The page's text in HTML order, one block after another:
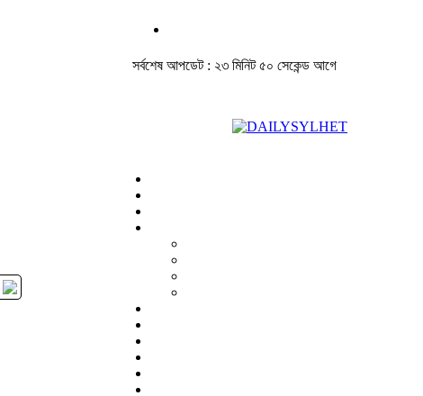
সর্বশেষ আপডেট : ২৩ মিনিট ৫০ সেকেন্ড আগে